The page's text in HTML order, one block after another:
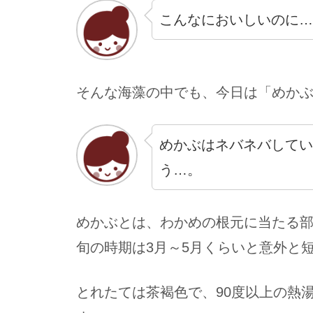
こんなにおいしいのに
そんな海藻の中でも、今日は「めか
めかぶはネバネバして
う…。
めかぶとは、わかめの根元に当たる
旬の時期は3月～5月くらいと意外と
とれたては茶褐色で、90度以上の熱